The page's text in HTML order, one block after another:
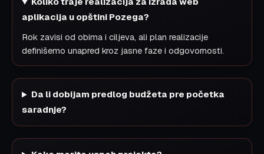
aplikacija u opštini Pozega?
Rok zavisi od obima i ciljeva, ali plan realizacije
definišemo unapred kroz jasne faze i odgovornosti.
Da li dobijam predlog budžeta pre početka
saradnje?